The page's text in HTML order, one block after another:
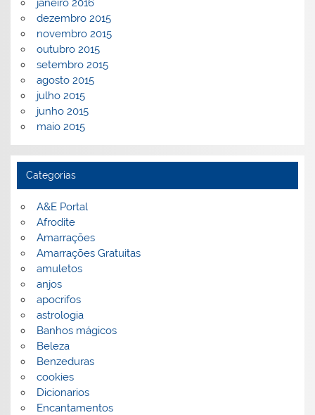
janeiro 2016
dezembro 2015
novembro 2015
outubro 2015
setembro 2015
agosto 2015
julho 2015
junho 2015
maio 2015
Categorias
A&E Portal
Afrodite
Amarrações
Amarrações Gratuitas
amuletos
anjos
apocrifos
astrologia
Banhos mágicos
Beleza
Benzeduras
cookies
Dicionarios
Encantamentos